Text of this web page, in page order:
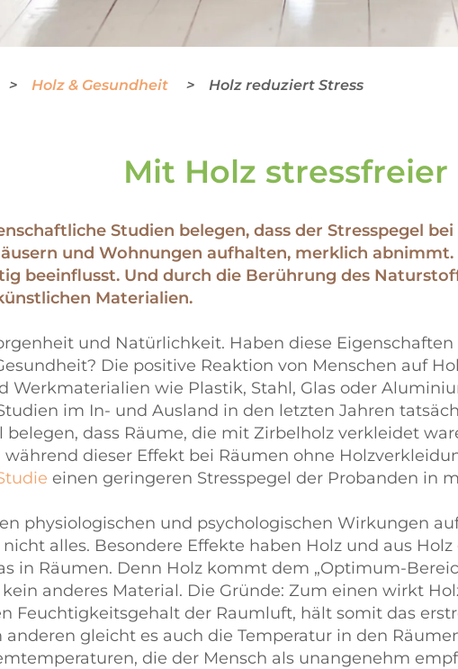
Holz & Gesundheit Holz reduziert Stress
Mit Holz stressfreier
Studien belegen, dass der Stresspegel
und Wohnungen aufhalten, merklich
beeinflusst. Und durch die Berührung des
Materialien.
und Natürlichkeit. Haben diese
Die positive Reaktion von Menschen auf
Werkmaterialien wie Plastik, Stahl, Glas oder
im In- und Ausland in den letzten Jahren
dass Räume, die mit Zirbelholz verkleidet
während dieser Effekt bei Räumen ohne
einen geringeren Stresspegel der Probanden in
physiologischen und psychologischen Wirkungen
alles. Besondere Effekte haben Holz und aus
in Räumen. Denn Holz kommt dem „Optimum-
anderes Material. Die Gründe: Zum einen wirkt
Feuchtigkeitsgehalt der Raumluft, hält somit das
anderen gleicht es auch die Temperatur in den
die der Mensch als unangenehm